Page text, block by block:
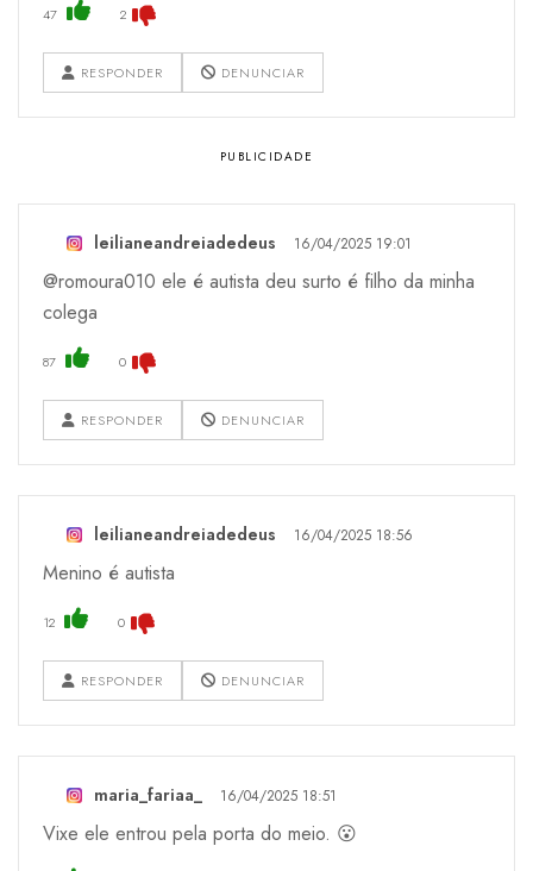
47 2
RESPONDER DENUNCIAR
leilianeandreiadedeus 16/04/2025 19:01
@romoura010 ele é autista deu surto é filho da minha
colega
87 0
RESPONDER DENUNCIAR
leilianeandreiadedeus 16/04/2025 18:56
Menino é autista
12 0
RESPONDER DENUNCIAR
maria_fariaa_ 16/04/2025 18:51
Vixe ele entrou pela porta do meio. 😮